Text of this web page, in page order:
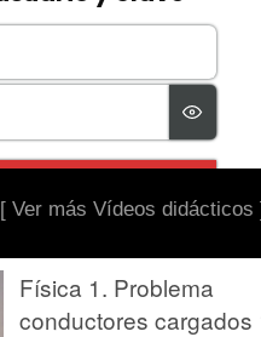
[ Ver más Vídeos didácticos
Física 1. Problema
conductores cargados